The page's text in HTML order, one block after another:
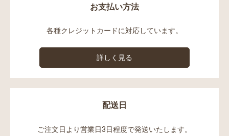
お支払い方法
各種クレジットカードに対応しています。
詳しく見る
配送日
ご注文日より営業日3日程度で発送いたします。